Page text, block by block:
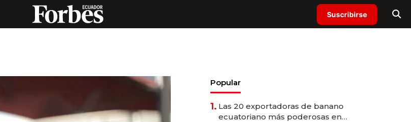
Suscribirse
Popular
1. Las 20 exportadoras de banano
ecuatoriano más poderosas en